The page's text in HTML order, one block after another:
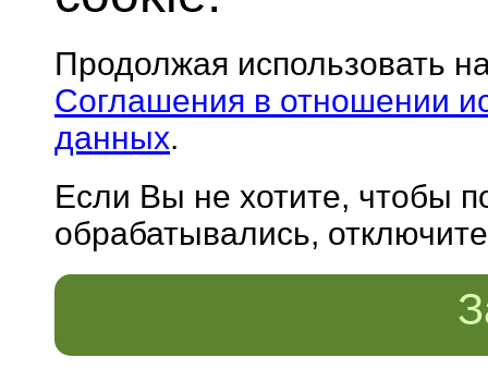
Продолжая использовать
Соглашения в отношении
данных.
Если Вы не хотите, чтобы
обрабатывались,